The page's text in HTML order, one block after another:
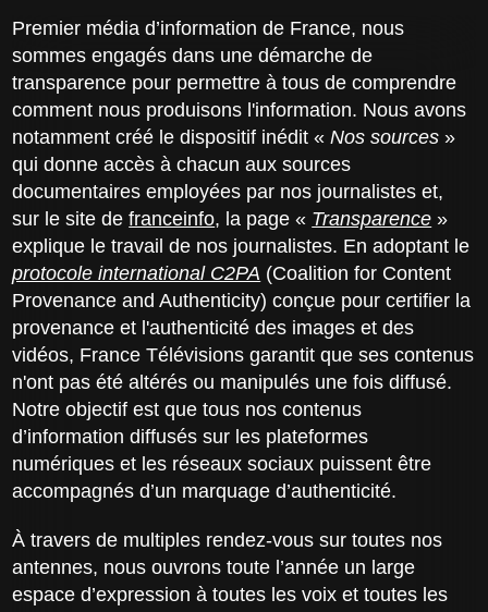
​Premier média d’information de France, nous
sommes engagés dans une démarche de
transparence pour permettre à tous de comprendre
comment nous produisons l'information. Nous avons
notamment créé le dispositif inédit «Nos sources »
qui donne accès à chacun aux sources
documentaires employées par nos journalistes et,
sur le site defranceinfo, la page « Transparence »
explique le travail de nos journalistes. En adoptant le
protocole international C2PA (Coalition for Content
Provenance and Authenticity) conçue pour certifier la
provenance et l'authenticité des images et des
vidéos, France Télévisions garantit que ses contenus
n'ont pas été altérés ou manipulés une fois diffusé.
Notre objectif est que tous nos contenus
d’information diffusés sur les plateformes
numériques et les réseaux sociaux puissent être
accompagnés d’un marquage d’authenticité.
À travers de multiples rendez-vous sur toutes nos
antennes, nous ouvrons toute l’année un large
espace d’expression à toutes les voix et toutes les